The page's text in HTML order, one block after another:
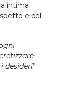
intima
e del
desideri”